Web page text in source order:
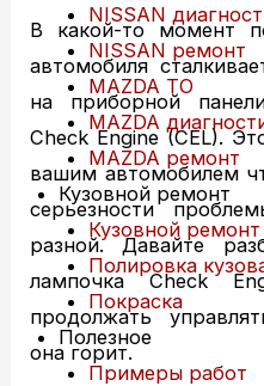
NISSAN
NISSAN ремонт
MAZDA ТО
MAZDA
MAZDA ремонт
Кузовной ремонт
Кузовной ремонт
Полировка
Покраска
Полезное
Примеры работ
В какой-то момент
автомобиля
на приборной
Check Engine (CEL).
вашим автомобилем
серьезности
разной. Давайте
лампочка Check
продолжать
она горит.